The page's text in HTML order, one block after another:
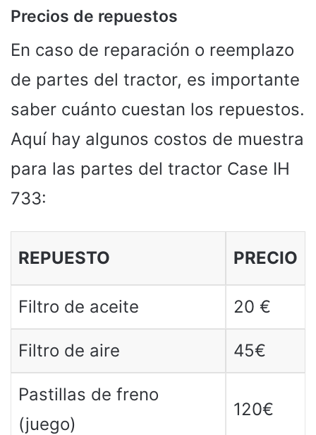
Precios de repuestos
En caso de reparación o reemplazo
de partes del tractor, es importante
saber cuánto cuestan los repuestos.
Aquí hay algunos costos de muestra
para las partes del tractor Case IH
733:
REPUESTO PRECIO
Filtro de aceite 20 €
Filtro de aire 45€
Pastillas de freno
(juego)
120€